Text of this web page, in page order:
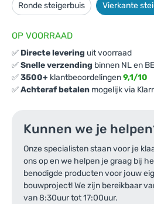
Ronde steigerbuis Vierkante
OP VOORRAAD
✅ Directe levering uit voorraad
✅Snelle verzending binnen NL en BE
✅3500+ klantbeoordelingen9,1/10
✅Achteraf betalen mogelijk via
Kunnen we je
Onze specialisten staan voor je
ons op en we helpen je graag bij
benodigde producten voor jouw
bouwproject! We zijn bereikbaar
van 8:30uur tot 17:00uur.
buis - 25mm
Gekozen aantal: x 1
Productnummer: 3010005-25
€6,23 incl. BTW/ stuk
€5,15 excl. BTW